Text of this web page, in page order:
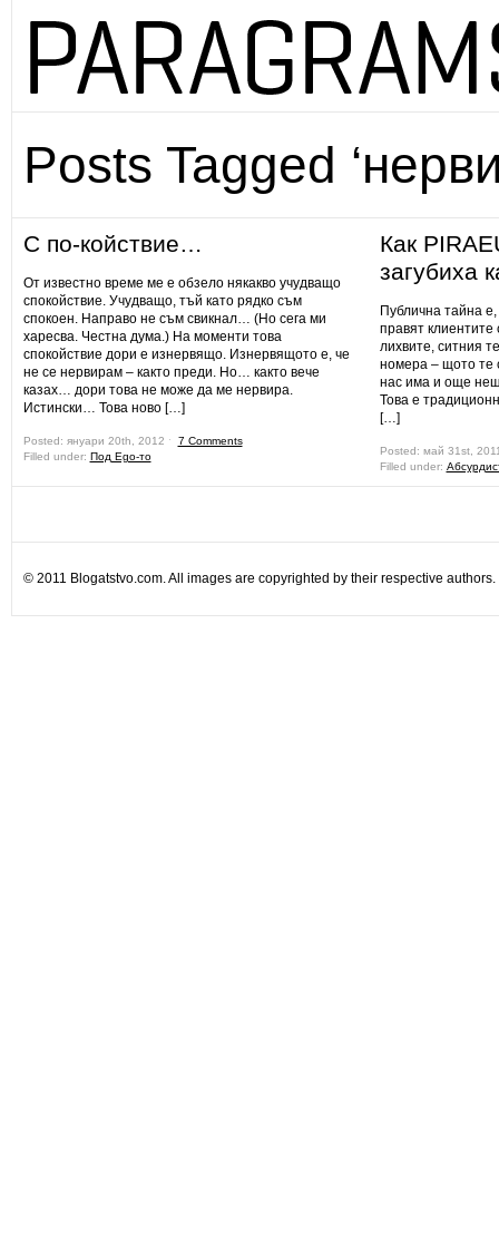
Posts Tagged
С по-койствие…
От известно време ме е обзело някакво учудващо
спокойствие. Учудващо, тъй като рядко съм
спокоен. Направо не съм свикнал… (Но сега ми
харесва. Честна дума.) На моменти това
спокойствие дори е изнервящо. Изнервящото е, че
не се нервирам – както преди. Но… както вече
казах… дори това не може да ме нервира.
Истински… Това ново […]
Posted: януари 20th, 2012 ˑ 7 Comments
Filled under: Под Ego-то
Как
загубиха
Публична тайна
правят
лихвите, ситния
номера – щото те
нас има и още
Това е
[…]
Posted: май 31st,
Filled under:
© 2011 Blogatstvo.com. All images are copyrighted by their respective authors.